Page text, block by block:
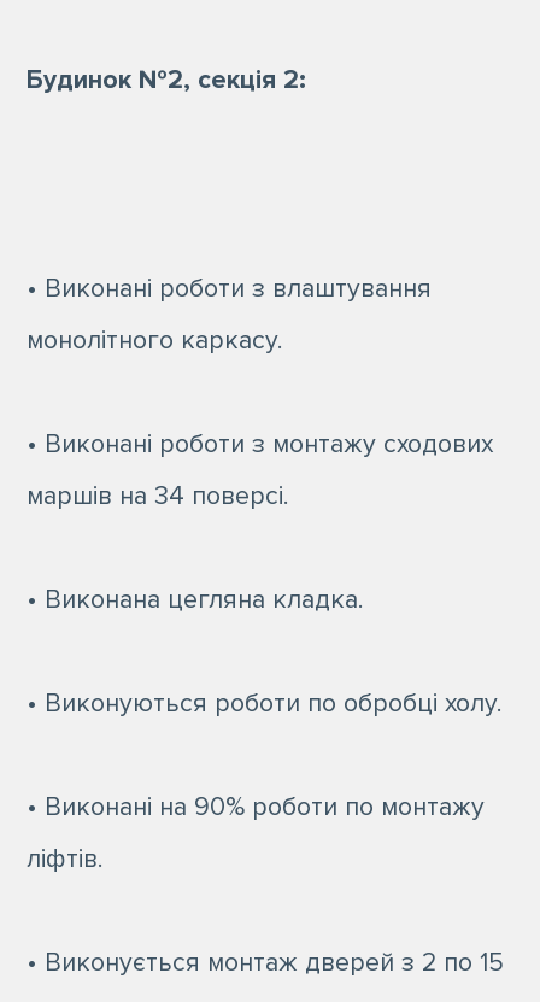
Будинок №2, секція 2:
• Виконані роботи з влаштування
монолітного каркасу.
• Виконані роботи з монтажу сходових
маршів на 34 поверсі.
• Виконана цегляна кладка.
• Виконуються роботи по обробці холу.
• Виконані на 90% роботи по монтажу
ліфтів.
• Виконується монтаж дверей з 2 по 15